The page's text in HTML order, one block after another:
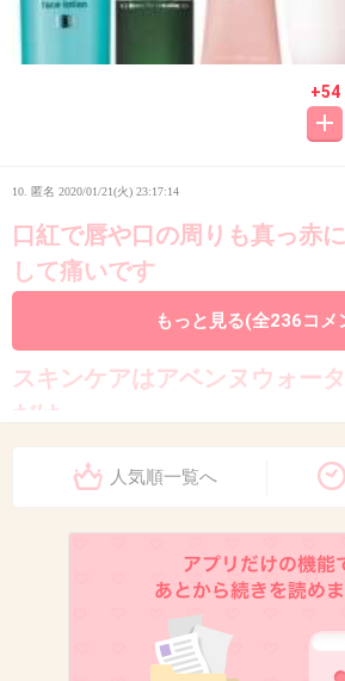
+54
10. 匿名 2020/01/21(火) 23:17:14
口紅で唇や口の周りも真っ赤
して痛いです
化粧品や食べ物でも再発します
スキンケアはアベンヌウォー
だけ
高価なスキンケアが家にある
ひりひりしてつけられない
もっと見る(全236コメ
人気順一覧へ